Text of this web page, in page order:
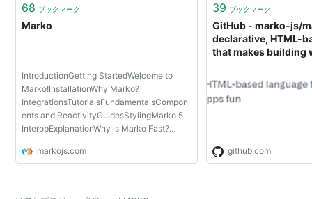
68 ブックマーク
Marko
IntroductionGetting StartedWelcome to
Marko!InstallationWhy Marko?
IntegrationsTutorialsFundamentalsCompon
ents and ReactivityGuidesStylingMarko 5
InteropExplanationWhy is Marko Fast?
Grained BundlingSeparation of
markojs.com
39 ブックマーク
GitHub - marko-js/
declarative, HTML-
that makes building
github.com